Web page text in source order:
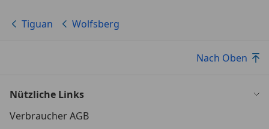
Tiguan Wolfsberg
Nach Oben
Nützliche Links
Verbraucher AGB